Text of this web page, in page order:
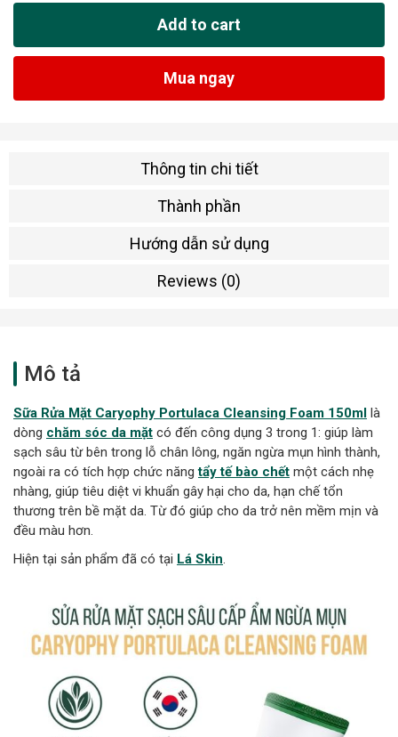
Add to cart
Mua ngay
Thông tin chi tiết
Thành phần
Hướng dẫn sử dụng
Reviews (0)
Mô tả
Sữa Rửa Mặt Caryophy Portulaca Cleansing Foam 150ml là
dòng chăm sóc da mặt có đến công dụng 3 trong 1: giúp làm
sạch sâu từ bên trong lỗ chân lông, ngăn ngừa mụn hình thành,
ngoài ra có tích hợp chức năngtẩy tế bào chết một cách nhẹ
nhàng, giúp tiêu diệt vi khuẩn gây hại cho da, hạn chế tổn
thương trên bề mặt da. Từ đó giúp cho da trở nên mềm mịn và
đều màu hơn.
Hiện tại sản phẩm đã có tại Lá Skin.